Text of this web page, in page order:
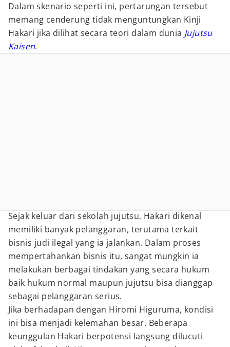
Dalam skenario seperti ini, pertarungan tersebut
memang cenderung tidak menguntungkan Kinji
Hakari jika dilihat secara teori dalam dunia Jujutsu
Kaisen.
Sejak keluar dari sekolah jujutsu, Hakari dikenal
memiliki banyak pelanggaran, terutama terkait
bisnis judi ilegal yang ia jalankan. Dalam proses
mempertahankan bisnis itu, sangat mungkin ia
melakukan berbagai tindakan yang secara hukum
baik hukum normal maupun jujutsu bisa dianggap
sebagai pelanggaran serius.
Jika berhadapan dengan Hiromi Higuruma, kondisi
ini bisa menjadi kelemahan besar. Beberapa
keunggulan Hakari berpotensi langsung dilucuti